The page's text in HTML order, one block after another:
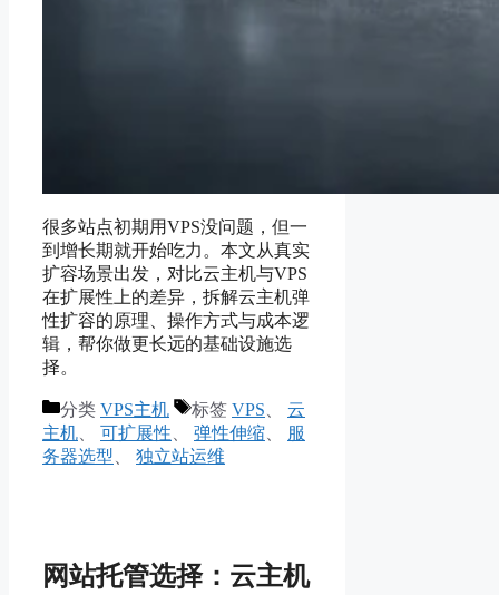
很多站点初期用VPS没问题，但一
到增长期就开始吃力。本文从真实
扩容场景出发，对比云主机与VPS
在扩展性上的差异，拆解云主机弹
性扩容的原理、操作方式与成本逻
辑，帮你做更长远的基础设施选
择。
分类 VPS主机 标签 VPS
云
主机
可扩展性 弹性伸缩
服
务器选型
独立站运维
网站托管选择：云主机